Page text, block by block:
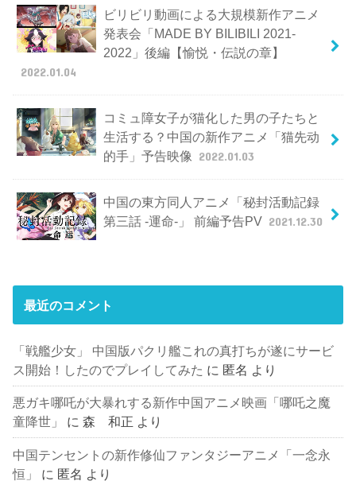
ビリビリ動画による大規模新作アニメ
発表会「MADE BY BILIBILI 2021-
2022」後編【愉悦・伝説の章】
2022.01.04
コミュ障女子が猫化した男の子たちと
生活する？中国の新作アニメ「猫先动
的手」予告映像
2022.01.03
中国の東方同人アニメ「秘封活動記録
第三話 -運命-」 前編予告PV 2021.12.30
最近のコメント
「戦艦少女」 中国版パクリ艦これの真打ちが遂にサービ
ス開始！したのでプレイしてみた に 匿名 より
悪ガキ哪吒が大暴れする新作中国アニメ映画「哪吒之魔
童降世」
に森 和正 より
中国テンセントの新作修仙ファンタジーアニメ「一念永
恒」
に 匿名 より